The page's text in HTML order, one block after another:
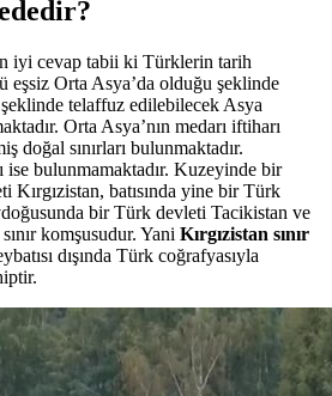
iyi cevap tabii ki Türklerin tarih
eşsiz Orta Asya’da olduğu şeklinde
telaffuz edilebilecek Asya
Orta Asya’nın medarı iftiharı
doğal sınırları bulunmaktadır.
ise bulunmamaktadır. Kuzeyinde bir
Kırgızistan, batısında yine bir Türk
bir Türk devleti Tacikistan ve
komşusudur. Yani Kırgızistan sınır
dışında Türk coğrafyasıyla